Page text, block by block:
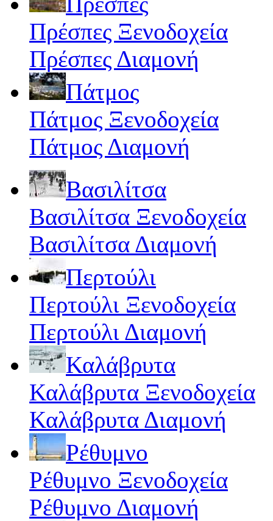
Πρέσπες Ξενοδοχεία
Πρέσπες Διαμονή
Πάτμος
Πάτμος Ξενοδοχεία
Πάτμος Διαμονή
Βασιλίτσα
Βασιλίτσα Ξενοδοχεία
Βασιλίτσα Διαμονή
Περτούλι
Περτούλι Ξενοδοχεία
Περτούλι Διαμονή
Καλάβρυτα
Καλάβρυτα Ξενοδοχεία
Καλάβρυτα Διαμονή
Ρέθυμνο
Ρέθυμνο Ξενοδοχεία
Ρέθυμνο Διαμονή